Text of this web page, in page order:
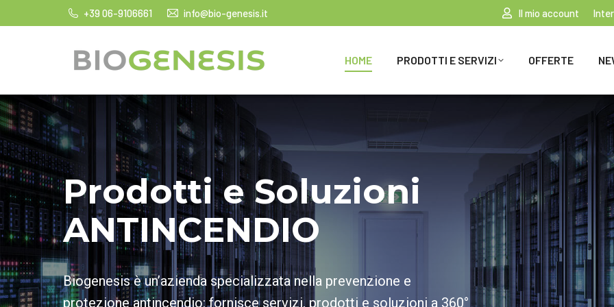
+39 06-9106661 info@bio-genesis.it Il mio account
HOME PRODOTTI E SERVIZI OFFERTE
Prodotti e Soluzioni
ANTINCENDIO
Biogenesis è un’azienda specializzata nella prevenzione e
protezione antincendio: fornisce servizi, prodotti e soluzioni a 360°